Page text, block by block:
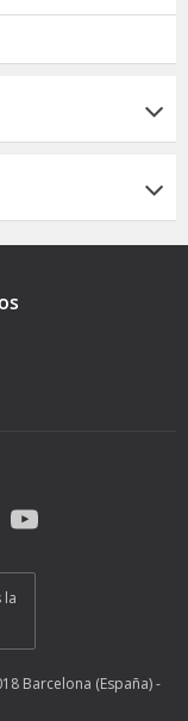
la
Barcelona (España) -